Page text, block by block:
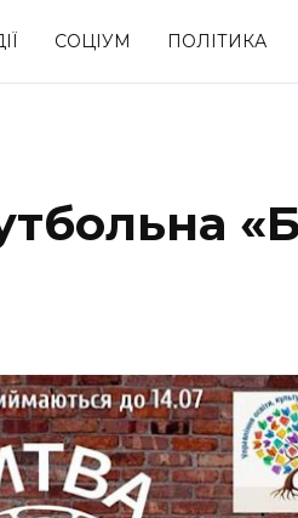
СОЦІУМ ПОЛІТИКА
Спорт